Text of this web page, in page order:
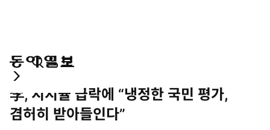
통
검
색
마
페
이
지
전
메
뉴
펼
정치 속보
李, 지지율 급락에 “냉정한 국민 평가,
겸허히 받아들인다”